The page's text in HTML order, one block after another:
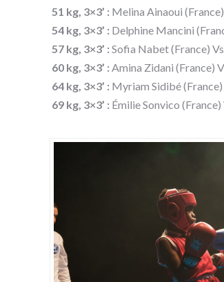
51 kg, 3×3’ : Melina Ainaoui
54 kg, 3×3’ : Delphine Mancini
57 kg, 3×3’ : Sofia Nabet (France)
60 kg, 3×3’ : Amina Zidani (France)
64 kg, 3×3’ : Myriam Sidibé
69 kg, 3×3’ : Émilie Sonvico